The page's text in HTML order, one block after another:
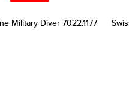
Military Diver 7022.1177